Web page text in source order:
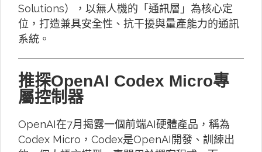
Solutions），以無人機的「通訊層」為核心定
位，打造兼具安全性、抗干擾與量產能力的通訊
系統。
推探OpenAI Codex Micro專
屬控制器
OpenAI在7月揭露一個前端AI硬體產品，稱為
Codex Micro，Codex是OpenAI開發、訓練出